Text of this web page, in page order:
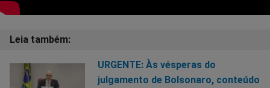
URGENTE: Às vésperas do
julgamento de Bolsonaro, conteúdo